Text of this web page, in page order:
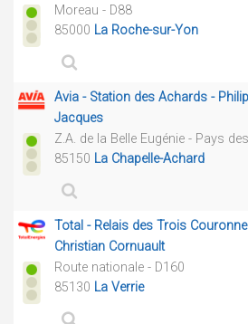
Moreau - D88
85000 La Roche-sur-Yon
Avia - Station des Achards -
Jacques
Z.A. de la Belle Eugénie - Pays
85150 La Chapelle-Achard
Total - Relais des Trois
Christian Cornuault
Route nationale - D160
85130 La Verrie